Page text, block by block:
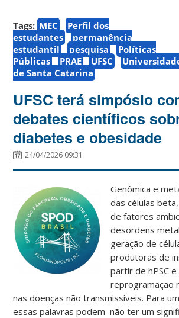
Tags: MEC
Perfil dos
estudantes
permanência
estudantil
pesquisa
Políticas
Públicas
PRAE UFSC
de Santa Catarina
UFSC terá simpósio
debates científicos
diabetes e obesidade
24/04/2026 09:31
Genômica e
das células
de fatores
desordens
geração de
produtoras de
partir de hPSC e
reprogramação
nas doenças não transmissíveis. Para
essas palavras podem não ter um